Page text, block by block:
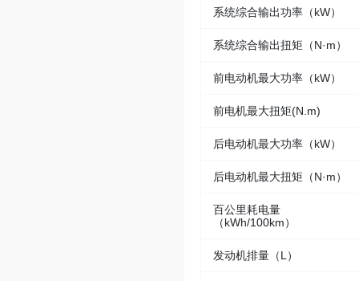
系统综合输出功率（kW）
系统综合输出扭矩（N·m）
前电动机最大功率（kW）
前电机最大扭矩(N.m)
后电动机最大功率（kW）
后电动机最大扭矩（N·m）
百公里耗电量
（kWh/100km）
发动机排量（L）